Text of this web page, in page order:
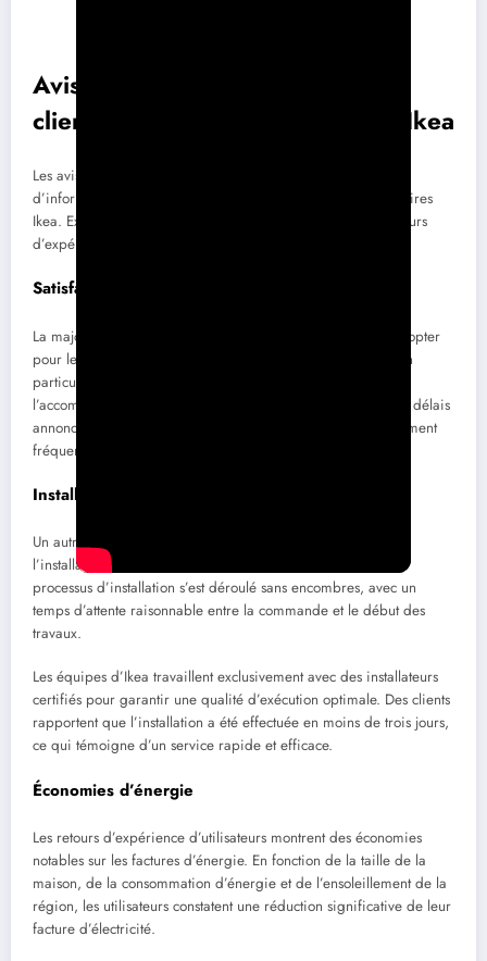
Avis et retours d’expérience des
clients sur les panneaux solaires Ikea
Les avis des clients représentent une source précieuse
d’informations sur la qualité et l’efficacité des panneaux solaires
Ikea. Examinons les points principaux qui ressortent des retours
d’expérience des utilisateurs.
Satisfaction générale
La majorité des clients se déclarent satisfaits de leur choix d’opter
pour les panneaux solaires Ikea. Les utilisateurs soulignent en
particulier la qualité des panneaux, leur efficacité ainsi que
l’accompagnement offert lors de l’installation. Le respect des délais
annoncés et le professionnalisme des installateurs sont également
fréquemment mentionnés dans les avis positifs.
Installation simple et efficace
Un autre point fréquemment souligné est la simplicité de
l’installation. De nombreux témoignages indiquent que le
processus d’installation s’est déroulé sans encombres, avec un
temps d’attente raisonnable entre la commande et le début des
travaux.
Les équipes d’Ikea travaillent exclusivement avec des installateurs
certifiés pour garantir une qualité d’exécution optimale. Des clients
rapportent que l’installation a été effectuée en moins de trois jours,
ce qui témoigne d’un service rapide et efficace.
Économies d’énergie
Les retours d’expérience d’utilisateurs montrent des économies
notables sur les factures d’énergie. En fonction de la taille de la
maison, de la consommation d’énergie et de l’ensoleillement de la
région, les utilisateurs constatent une réduction significative de leur
facture d’électricité.